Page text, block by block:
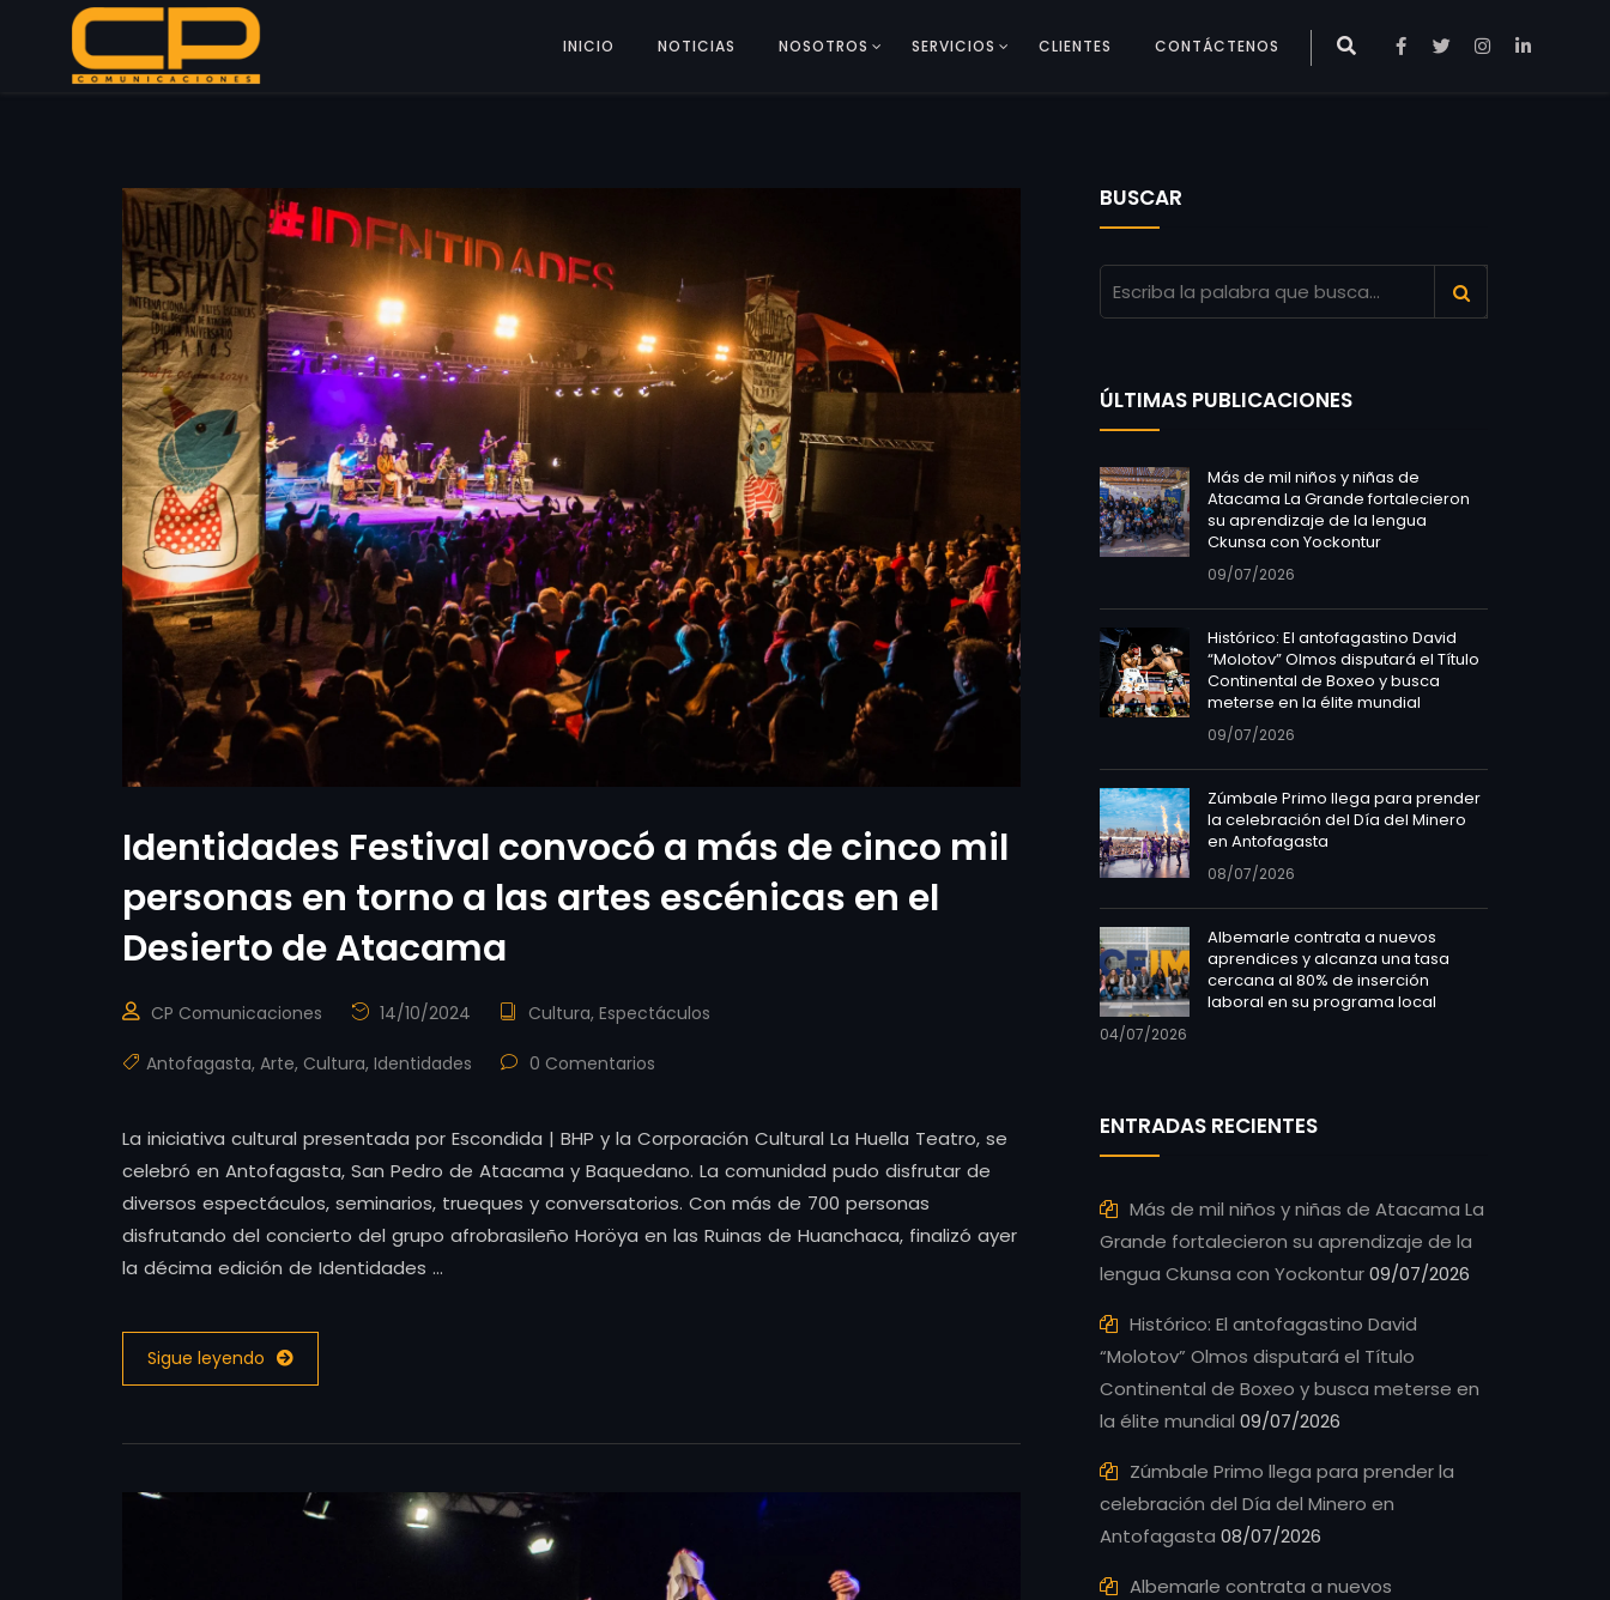
INICIO NOTICIAS NOSOTROS SERVICIOS CLIENTES CONTÁCTENOS
Identidades Festival convocó a más de cinco mil
personas en torno a las artes escénicas en el
Desierto de Atacama
CP Comunicaciones 14/10/2024 Cultura, Espectáculos
Antofagasta, Arte, Cultura, Identidades 0 Comentarios
La iniciativa cultural presentada por Escondida | BHP y la Corporación Cultural La Huella Teatro, se
celebró en Antofagasta, San Pedro de Atacama y Baquedano. La comunidad pudo disfrutar de
diversos espectáculos, seminarios, trueques y conversatorios. Con más de 700 personas
disfrutando del concierto del grupo afrobrasileño Horöya en las Ruinas de Huanchaca, finalizó ayer
la décima edición de Identidades …
Sigue leyendo
BUSCAR
ÚLTIMAS PUBLICACIONES
Más de mil niños y niñas de
Atacama La Grande fortalecieron
su aprendizaje de la lengua
Ckunsa con Yockontur
09/07/2026
Histórico: El antofagastino David
“Molotov” Olmos disputará el Título
Continental de Boxeo y busca
meterse en la élite mundial
09/07/2026
Zúmbale Primo llega para prender
la celebración del Día del Minero
en Antofagasta
08/07/2026
Albemarle contrata a nuevos
aprendices y alcanza una tasa
cercana al 80% de inserción
laboral en su programa local
04/07/2026
ENTRADAS RECIENTES
Más de mil niños y niñas de Atacama La
Grande fortalecieron su aprendizaje de la
lengua Ckunsa con Yockontur09/07/2026
Histórico: El antofagastino David
“Molotov” Olmos disputará el Título
Continental de Boxeo y busca meterse en
la élite mundial 09/07/2026
Zúmbale Primo llega para prender la
celebración del Día del Minero en
Antofagasta 08/07/2026
Albemarle contrata a nuevos